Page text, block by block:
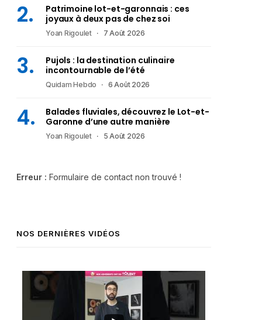
Patrimoine lot-et-garonnais : ces
joyaux à deux pas de chez soi
Yoan Rigoulet 7 Août 2026
Pujols : la destination culinaire
incontournable de l’été
Quidam Hebdo 6 Août 2026
Balades fluviales, découvrez le Lot-et-
Garonne d’une autre manière
Yoan Rigoulet 5 Août 2026
Erreur : Formulaire de contact non trouvé !
NOS DERNIÈRES VIDÉOS